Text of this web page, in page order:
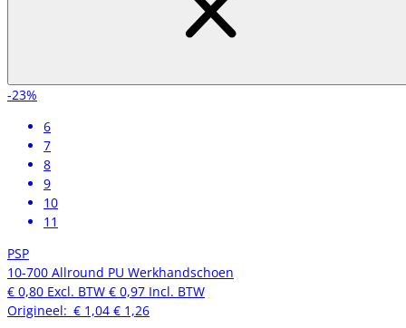
-23%
6
7
8
9
10
11
PSP
10-700 Allround PU Werkhandschoen
€ 0,80 Excl. BTW € 0,97 Incl. BTW
Origineel: € 1,04 € 1,26